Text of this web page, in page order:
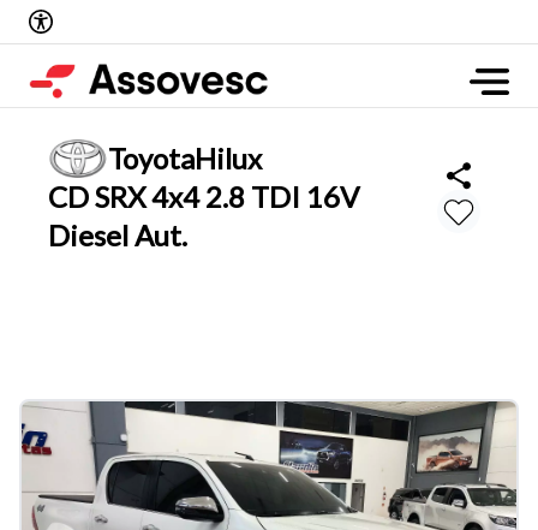
ToyotaHilux
CD SRX 4x4 2.8 TDI 16V
Diesel Aut.